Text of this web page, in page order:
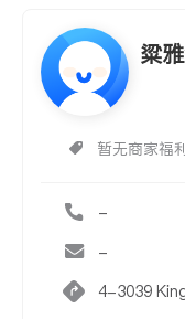
粱
暂无商家福
-
-
4-3039